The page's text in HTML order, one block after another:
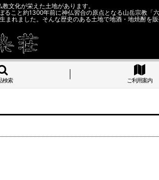
文化が栄えた土地があります。
こと約1300年前に神仏習合の原点となる山岳宗教「
れました。そんな歴史のある土地で地酒・地焼酎を販
検索 ご利用案内